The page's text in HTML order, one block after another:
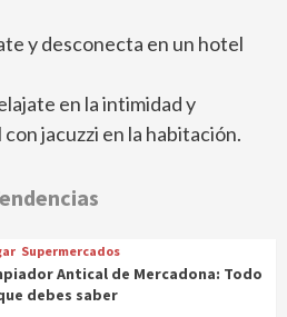
y desconecta en un hotel
en la intimidad y
jacuzzi en la habitación.
Supermercados
Antical de Mercadona: Todo
debes saber